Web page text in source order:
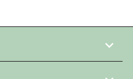
